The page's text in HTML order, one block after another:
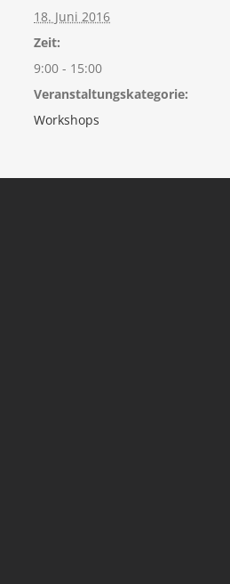
18. Juni 2016
Zeit:
9:00 - 15:00
Veranstaltungskategorie:
Workshops